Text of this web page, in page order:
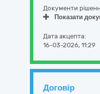
Документи
Показати
Дата акцепта:
16-03-2026, 11:29
Договір